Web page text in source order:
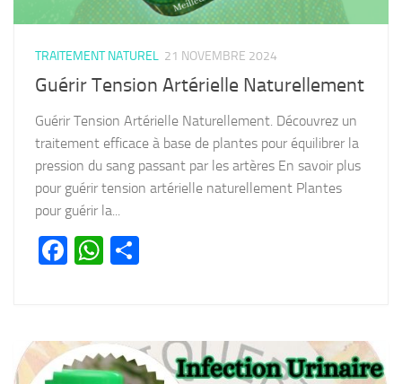
TRAITEMENT NATUREL 21 NOVEMBRE 2024
Guérir Tension Artérielle Naturellement
Guérir Tension Artérielle Naturellement. Découvrez un
traitement efficace à base de plantes pour équilibrer la
pression du sang passant par les artères En savoir plus
pour guérir tension artérielle naturellement Plantes
pour guérir la...
Facebook
WhatsApp